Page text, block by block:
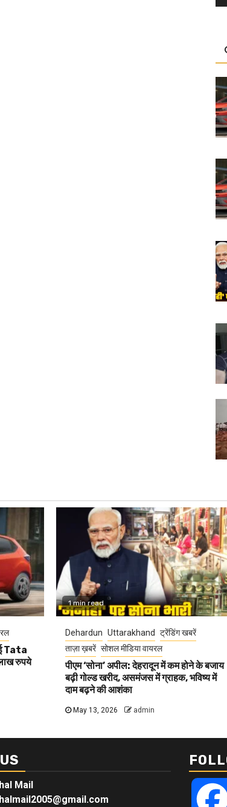
Tata
रुपये
1 min read
Dehardun Uttarakhand
ट्रेंडिंग खबरें
ताज़ा ख़बरें सोशल मीडिया वायरल
पीएम ‘सोना’ अपील: देहरादून में कम होने के बजाय
बढ़ी गोल्ड खरीद, असमंजस में ग्राहक, भविष्य में
दाम बढ़ने की आशंका
May 13, 2026 admin
Mail